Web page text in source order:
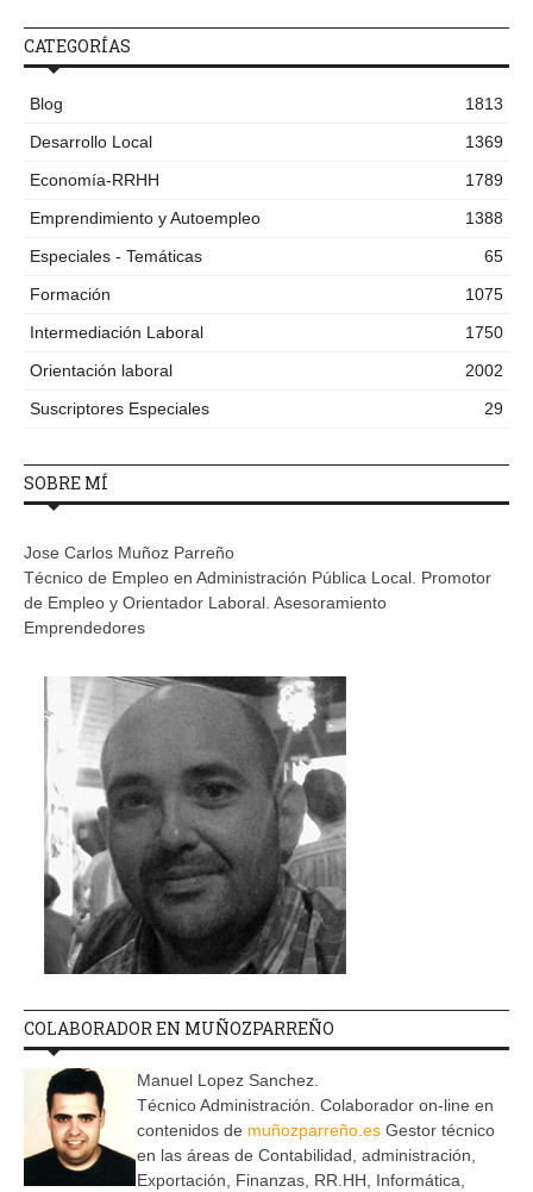
CATEGORÍAS
Blog
1813
Desarrollo Local
1369
Economía-RRHH
1789
Emprendimiento y Autoempleo
1388
Especiales - Temáticas
65
Formación
1075
Intermediación Laboral
1750
Orientación laboral
2002
Suscriptores Especiales
29
SOBRE MÍ
Jose Carlos Muñoz Parreño
Técnico de Empleo en Administración Pública Local. Promotor
de Empleo y Orientador Laboral. Asesoramiento
Emprendedores
COLABORADOR EN MUÑOZPARREÑO
Manuel Lopez Sanchez.
Técnico Administración. Colaborador on-line en
contenidos de muñozparreño.es Gestor técnico
en las áreas de Contabilidad, administración,
Exportación, Finanzas, RR.HH, Informática,